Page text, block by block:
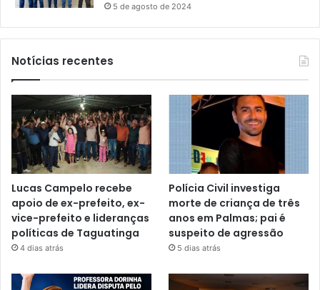
5 de agosto de 2024
Notícias recentes
Lucas Campelo recebe
apoio de ex-prefeito, ex-
vice-prefeito e lideranças
políticas de Taguatinga
4 dias atrás
Polícia Civil investiga
morte de criança de três
anos em Palmas; pai é
suspeito de agressão
5 dias atrás